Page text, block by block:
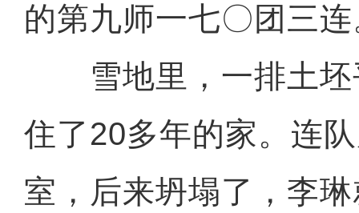
的第九师一七〇团三
雪地里，一排土坯
住了20多年的家。连
室，后来坍塌了，李